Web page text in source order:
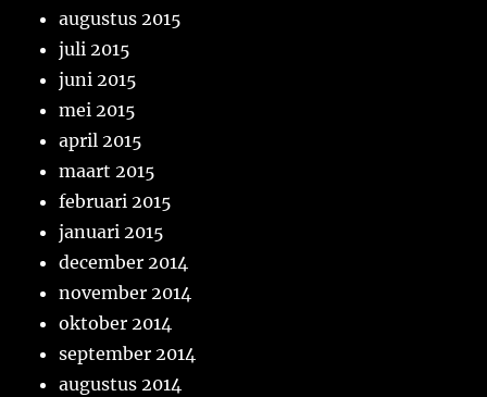
augustus 2015
juli 2015
juni 2015
mei 2015
april 2015
maart 2015
februari 2015
januari 2015
december 2014
november 2014
oktober 2014
september 2014
augustus 2014